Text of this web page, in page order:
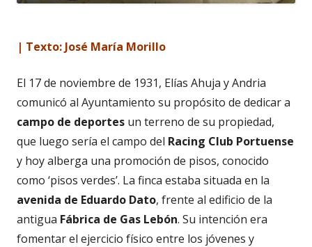
| Texto: José María Morillo
El 17 de noviembre de 1931, Elías Ahuja y Andria
comunicó al Ayuntamiento su propósito de dedicar a
campo de deportes un terreno de su propiedad,
que luego sería el campo del Racing Club Portuense
y hoy alberga una promoción de pisos, conocido
como ‘pisos verdes’. La finca estaba situada en la
avenida de Eduardo Dato, frente al edificio de la
antigua Fábrica de Gas Lebón. Su intención era
fomentar el ejercicio físico entre los jóvenes y